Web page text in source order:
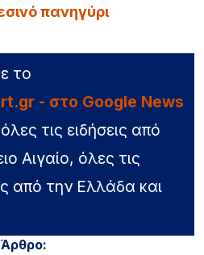
πανηγύρι
το
- στο Google News
τις ειδήσεις από
Αιγαίο, όλες τις
από την Ελλάδα και
Άρθρο: